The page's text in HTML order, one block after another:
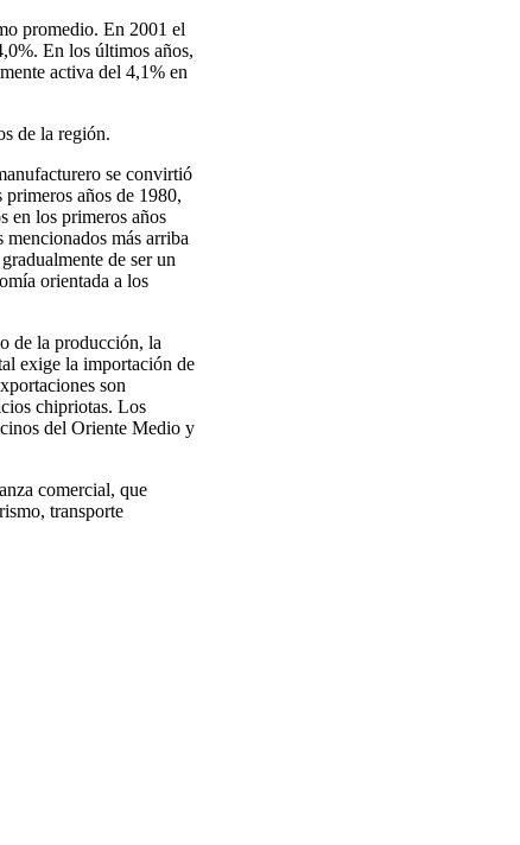
promedio. En 2001 el
En los últimos años,
activa del 4,1% en
de la región.
se convirtió
años de 1980,
en los primeros años
más arriba
de ser un
orientada a los
de la producción, la
exige la importación de
son
chipriotas. Los
del Oriente Medio y
comercial, que
transporte